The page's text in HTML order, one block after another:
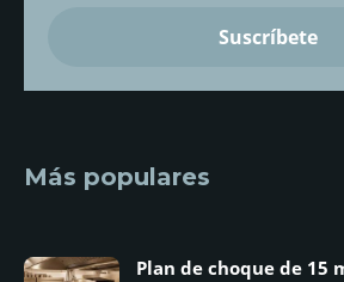
Más populares
Plan de choque de 15